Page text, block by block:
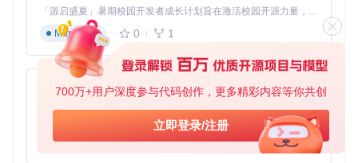
700万+用户深度参与代码创作，更多精彩内容等你共创
立即登录/注册
件数据
图2：Files与开发环境集成示例，展示WSL文件系统与代码编
辑器的无缝协作
场景应用：WSL集成功能的实战价值
Files的WSL集成功能在实际应用中展现出强大的实用性，以下
「源启盛夏」暑期校园开发者成长计划旨在激活校园开源力量，通过积分激励、认证扶持、资源倾斜等形式，引导高校组织和开发者完成「入驻 — 建项目 — 做贡献 — 获认证 — 得资源」的完整闭环。无论你是想带领社团入驻平台的组织者，还是希望用代码贡献证明自己的开发者，都能在这里找到属于你的成长路径。
Markdown
0 1
py-xiaozhi
基于Python的Xiaozhi AI，适用于想要完整Xiaozhi体验而无需拥有专用硬件的用户。
Python
0 1